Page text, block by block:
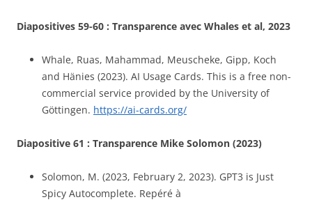
Diapositives 59-60 : Transparence avec Whales et al, 2023
Whale, Ruas, Mahammad, Meuscheke, Gipp, Koch
and Hänies (2023). AI Usage Cards. This is a free non-
commercial service provided by the University of
Göttingen. https://ai-cards.org/
Diapositive 61 : Transparence Mike Solomon (2023)
Solomon, M. (2023, February 2, 2023). GPT3 is Just
Spicy Autocomplete. Repéré à